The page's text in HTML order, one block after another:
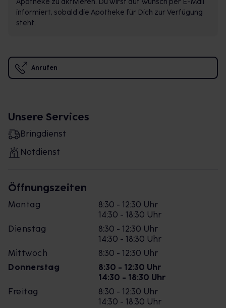
Apotheke zu aktivieren. Du wirst auf Wunsch per E-Mail
informiert, sobald die Apotheke für Dich zur Verfügung
steht.
Anrufen
Unsere Services
Bringdienst
Notdienst
Öffnungszeiten
Montag
8:30 - 12:30 Uhr
14:30 - 18:30 Uhr
Dienstag
8:30 - 12:30 Uhr
14:30 - 18:30 Uhr
Mittwoch
8:30 - 12:30 Uhr
Donnerstag
8:30 - 12:30 Uhr
14:30 - 18:30 Uhr
Freitag
8:30 - 12:30 Uhr
14:30 - 18:30 Uhr